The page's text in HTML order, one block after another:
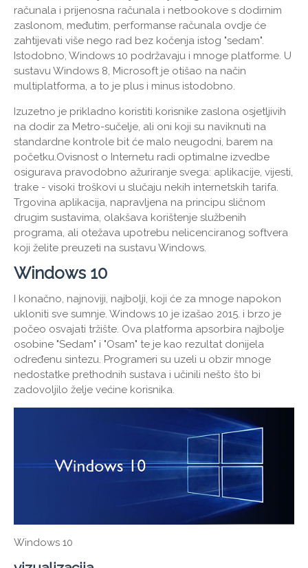
računala i prijenosna računala i netbookove s dodirnim
zaslonom, međutim, performanse računala ovdje će
zahtijevati više nego rad bez kočenja istog "sedam".
Istodobno, Windows 10 podržavaju i mnoge platforme. U
sustavu Windows 8, Microsoft je otišao na način
multiplatforma, a to je plus i minus istodobno.
Izuzetno je prikladno koristiti korisnike zaslona osjetljivih
na dodir za Metro-sučelje, ali oni koji su naviknuti na
standardne kontrole bit će malo neugodni, barem na
početku.Ovisnost o Internetu radi optimalne izvedbe
osigurava pravodobno ažuriranje svega: aplikacije, vijesti,
trake - visoki troškovi u slučaju nekih internetskih tarifa.
Trgovina aplikacija, napravljena na principu sličnom
drugim sustavima, olakšava korištenje službenih
programa, ali otežava upotrebu nelicenciranog softvera
koji želite preuzeti na sustavu Windows.
Windows 10
I konačno, najnoviji, najbolji, koji će za mnoge napokon
ukloniti sve sumnje. Windows 10 je izašao 2015. i brzo je
počeo osvajati tržište. Ova platforma apsorbira najbolje
osobine "Sedam" i "Osam" te je kao rezultat donijela
određenu sintezu. Programeri su uzeli u obzir mnoge
nedostatke prethodnih sustava i učinili nešto što bi
zadovoljilo želje većine korisnika.
Windows 10